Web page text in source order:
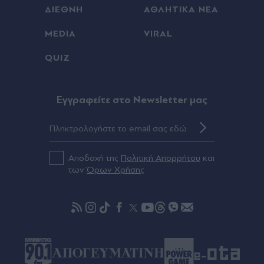
(Εικόνες)
Πριν 36 λεπτά
από την Ιταλία εν μέσω της διαμάχης για τη
Πριν 45 λεπτά
Αττική: Οι 17 παραλίες που έχουν Γαλάζια
Σημαία - Πού απαγορεύεται η κολύμβηση
Πριν 49 λεπτά
Μέριλιν Μονρόε: Η προσωπική της εξομολόγηση
γεννηθεί στον τόπο σας"
ΔΙΕΘΝΗ ΑΘΛΗΤΙΚΑ ΝΕΑ
MEDIA VIRAL
QUIZ
Eγγραφείτε στο Newsletter μας
Αποδοχή της Πολιτική Απορρήτου και
τωνΌρων Χρήσης